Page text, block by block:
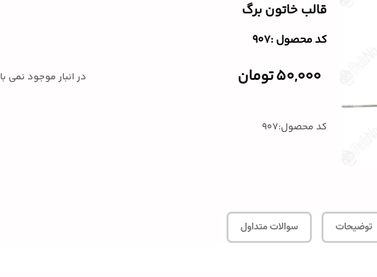
قالب خاتون برگ
کد محصول :‌907
50,000تومان در انبار موجود نمی
کد محصول:907
توضیحات سوالات متداول